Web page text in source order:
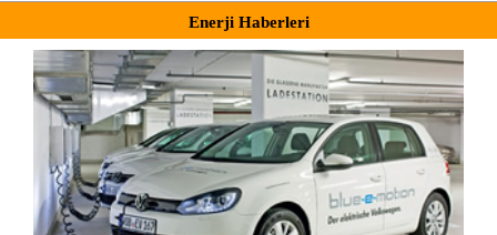
Enerji Haberleri